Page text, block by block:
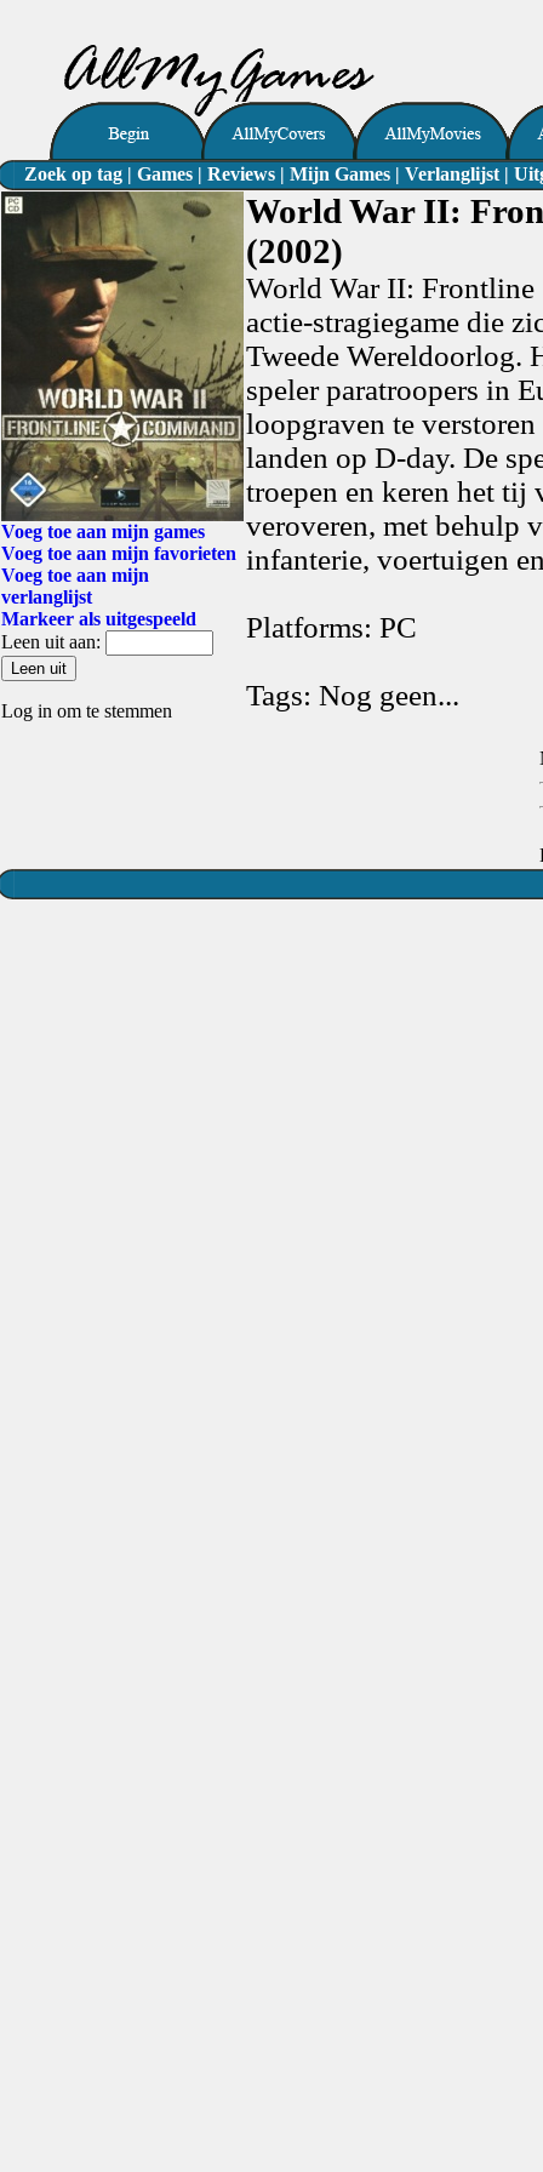
Zoek op tag | Games | Reviews | Mijn Games | Verlanglijst |
Voeg toe aan mijn games
Voeg toe aan mijn favorieten
Voeg toe aan mijn
verlanglijst
Markeer als uitgespeeld
Leen uit aan:
Log in om te stemmen
World War II:
(2002)
World War II: Frontline
actie-stragiegame die
Tweede Wereldoorlog.
speler paratroopers in
loopgraven te
landen op D-day. De
troepen en keren het tij
veroveren, met behulp
infanterie, voertuigen
Platforms: PC
Tags: Nog geen...